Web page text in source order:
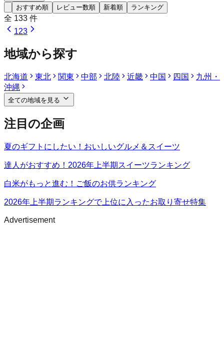
おすすめ順
レビュー数順 新着順 ランキング
全 133 件
123
地域から探す
北海道 東北 関東 中部 北陸 近畿 中国 四国
九州・
沖縄
全ての地域を見る
注目の企画
夏のギフトにしたい！おいしいグルメ＆スイーツ
達人がおすすめ！2026年上半期スイーツランキング
白米がもっと進む！ご飯のお供ランキング
2026年上半期ランキングで上位に入ったお取り寄せ特集
Advertisement